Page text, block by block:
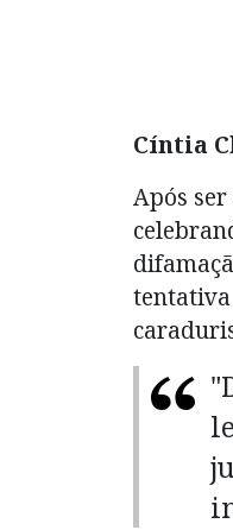
Cíntia
Após
tentativa